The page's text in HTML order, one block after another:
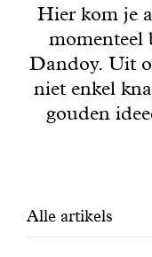
Hier kom je
momenteel
Dandoy. Uit
niet enkel
gouden
Filtrer
Alle artikels